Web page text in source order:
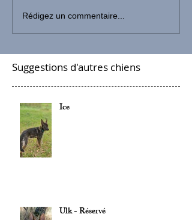
Rédigez un commentaire...
Suggestions d'autres chiens
Ice
Ulk - Réservé